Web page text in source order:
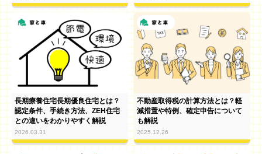
長期療養住宅長期優良住宅とは？
認定条件、手続き方法、ZEH住宅
との違いをわかりやすく解説
2026.03.31
不動産取得税の計算方法とは？軽
減措置や特例、確定申告について
も解説
2025.12.26